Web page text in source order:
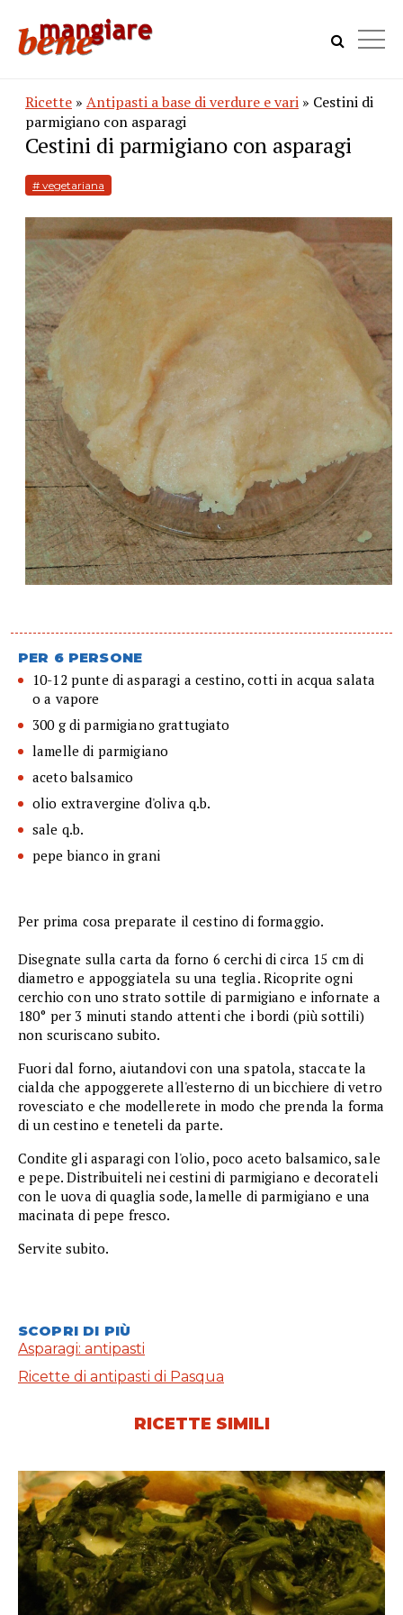
Ricette » Antipasti a base di verdure e vari » Cestini di
parmigiano con asparagi
Cestini di parmigiano con asparagi
# vegetariana
PER 6 PERSONE
10-12 punte di asparagi a cestino, cotti in acqua salata
o a vapore
300 g di parmigiano grattugiato
lamelle di parmigiano
aceto balsamico
olio extravergine d'oliva q.b.
sale q.b.
pepe bianco in grani
Per prima cosa preparate il cestino di formaggio.
Disegnate sulla carta da forno 6 cerchi di circa 15 cm di
diametro e appoggiatela su una teglia. Ricoprite ogni
cerchio con uno strato sottile di parmigiano e infornate a
180° per 3 minuti stando attenti che i bordi (più sottili)
non scuriscano subito.
Fuori dal forno, aiutandovi con una spatola, staccate la
cialda che appoggerete all'esterno di un bicchiere di vetro
rovesciato e che modellerete in modo che prenda la forma
di un cestino e teneteli da parte.
Condite gli asparagi con l'olio, poco aceto balsamico, sale
e pepe. Distribuiteli nei cestini di parmigiano e decorateli
con le uova di quaglia sode, lamelle di parmigiano e una
macinata di pepe fresco.
Servite subito.
SCOPRI DI PIÙ
Asparagi: antipasti
Ricette di antipasti di Pasqua
RICETTE SIMILI